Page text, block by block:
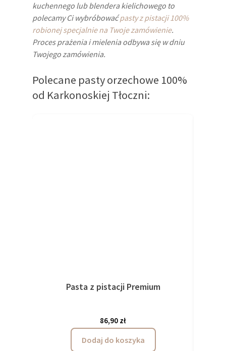
kuchennego lub blendera kielichowego to
polecamy Ci wybróbowaćpasty z pistacji 100%
robionej specjalnie na Twoje zamówienie.
Proces prażenia i mielenia odbywa się w dniu
Twojego zamówienia.
Polecane pasty orzechowe 100%
od Karkonoskiej Tłoczni:
Pasta z pistacji Premium
86,90 zł
Dodaj do koszyka